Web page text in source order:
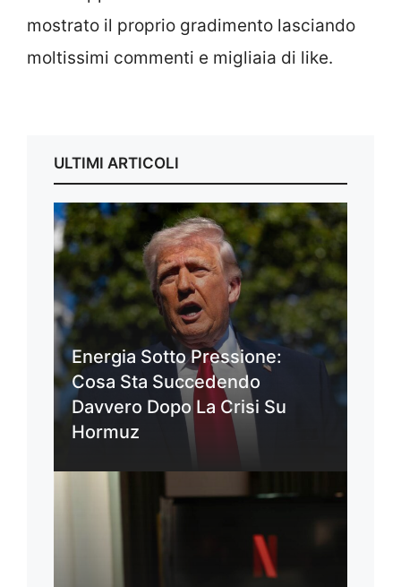
mostrato il proprio gradimento lasciando
moltissimi commenti e migliaia di like.
ULTIMI ARTICOLI
Energia Sotto Pressione:
Cosa Sta Succedendo
Davvero Dopo La Crisi Su
Hormuz